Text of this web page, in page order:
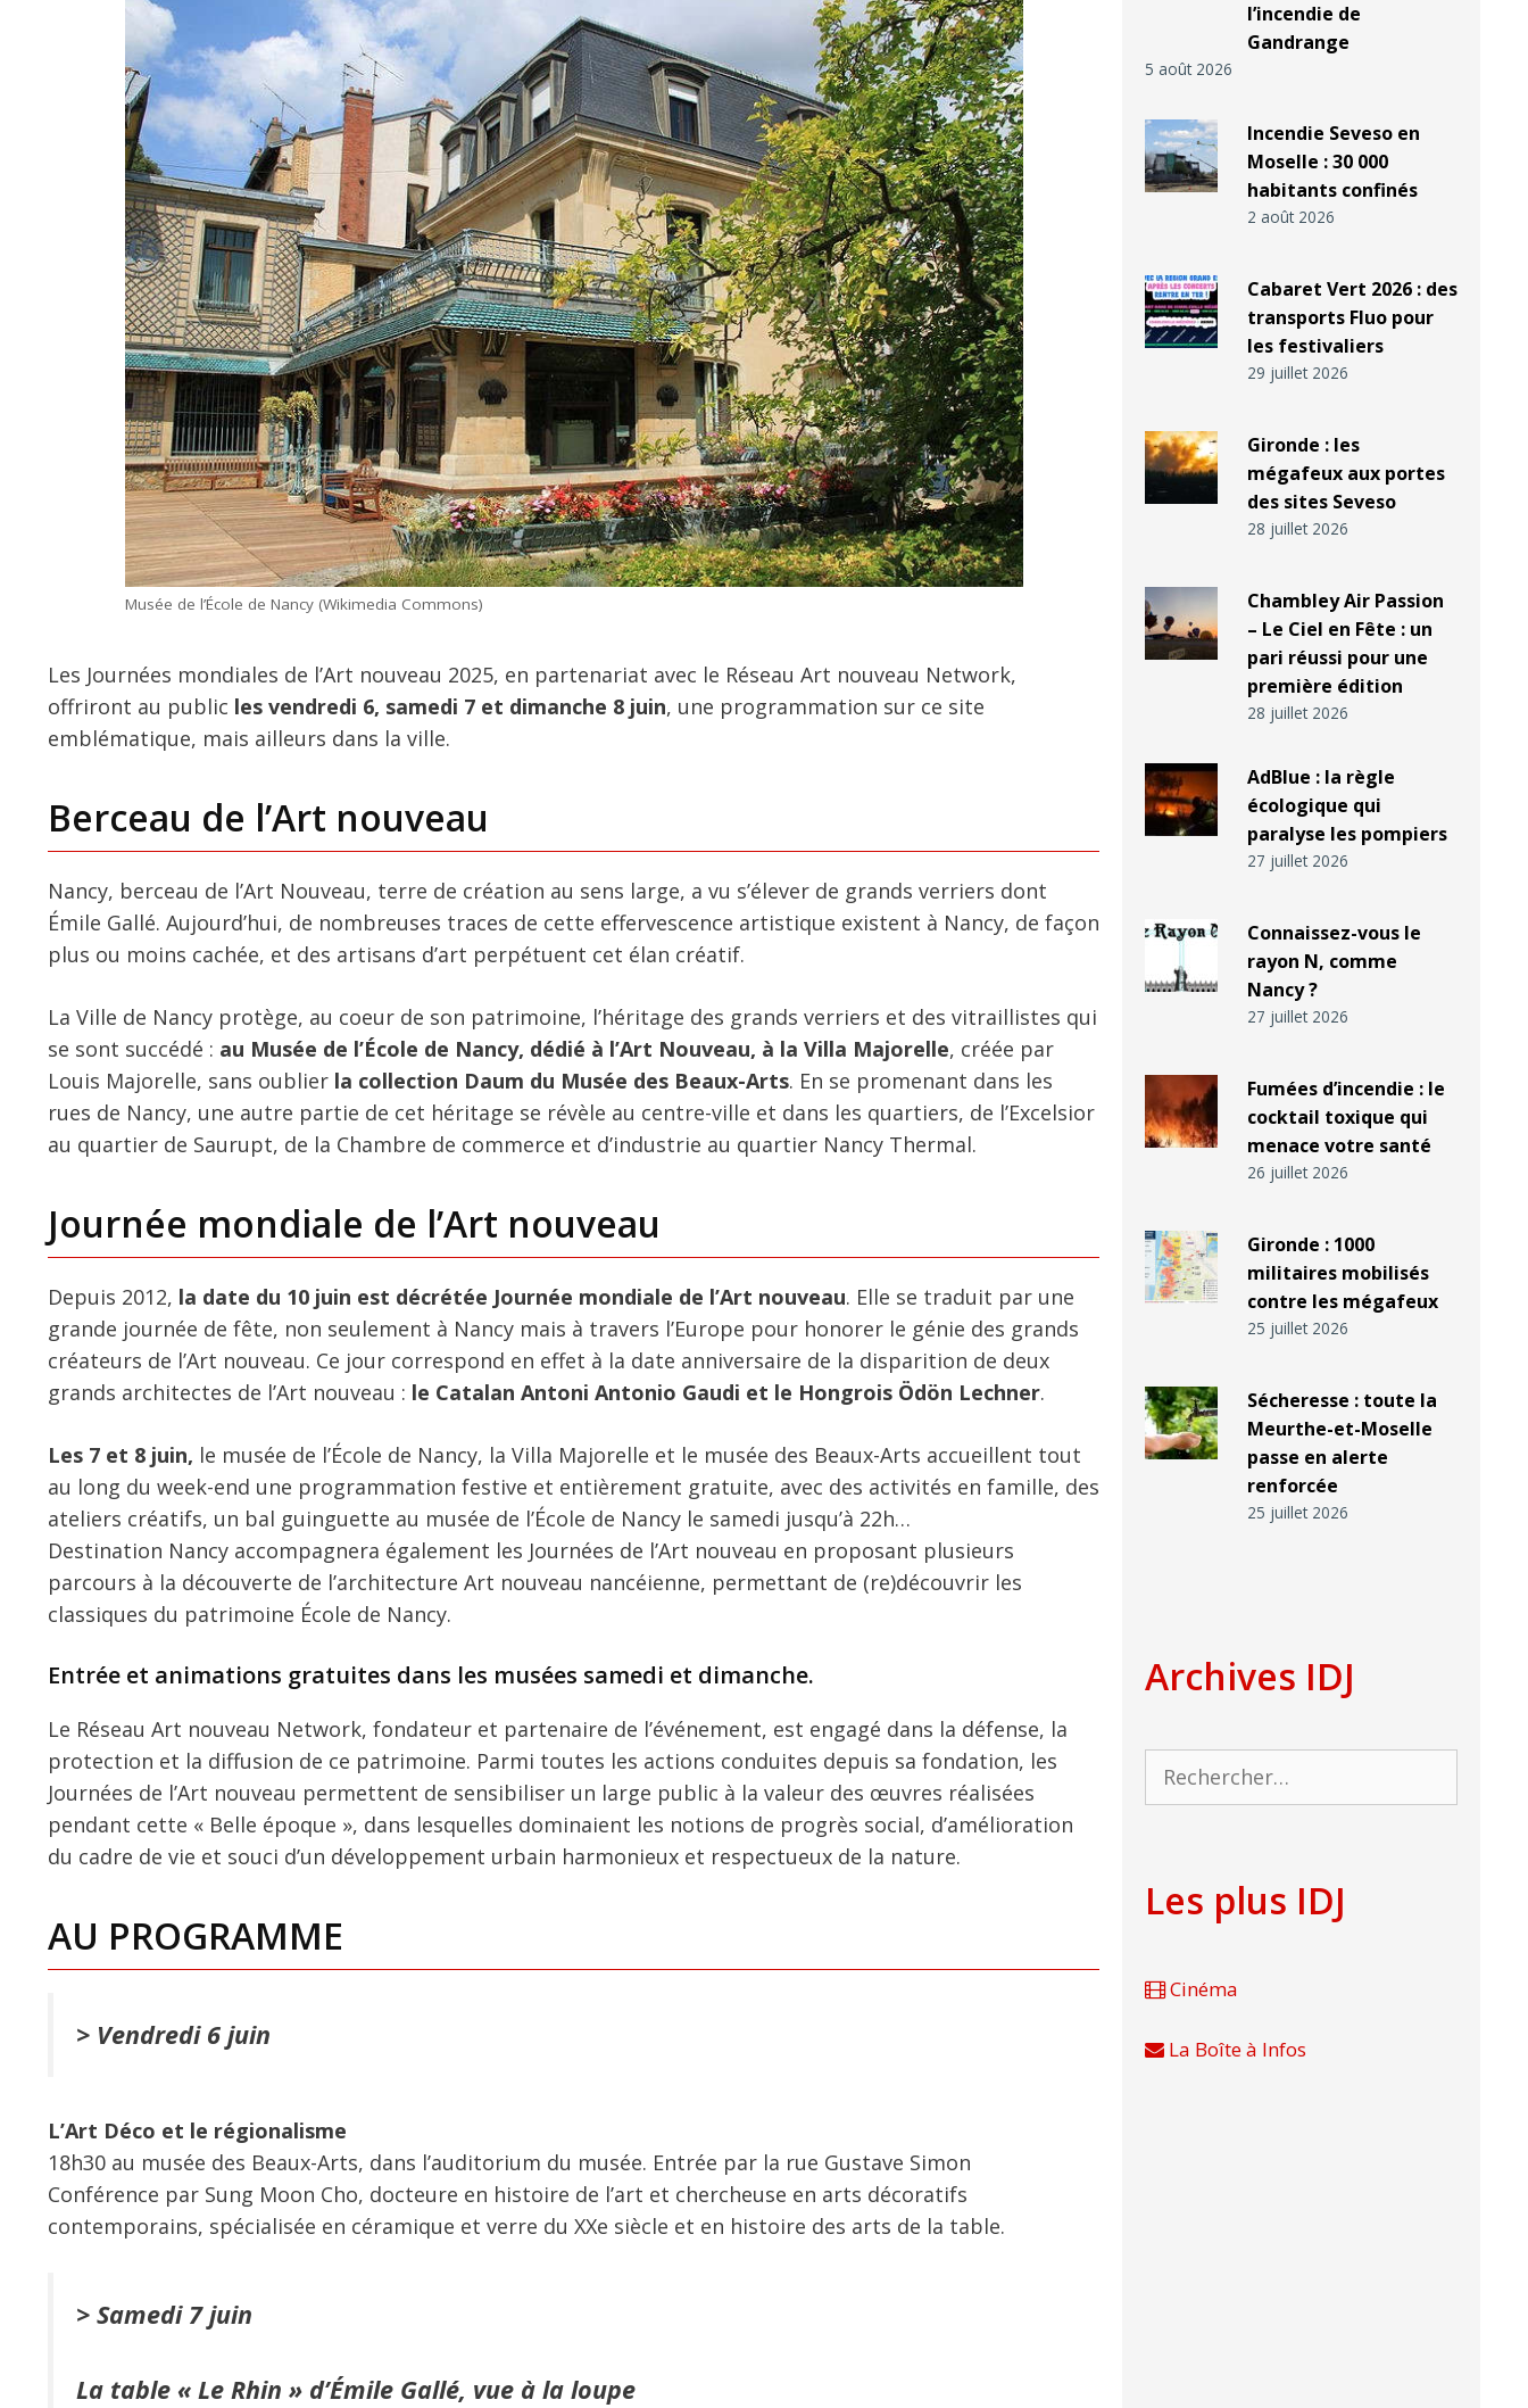
Musée de l’École de Nancy (Wikimedia Commons)
Les Journées mondiales de l’Art nouveau 2025, en partenariat avec le Réseau Art nouveau Network,
offriront au public les vendredi 6, samedi 7 et dimanche 8 juin, une programmation sur ce site
emblématique, mais ailleurs dans la ville.
Berceau de l’Art nouveau
Nancy, berceau de l’Art Nouveau, terre de création au sens large, a vu s’élever de grands verriers dont
Émile Gallé. Aujourd’hui, de nombreuses traces de cette effervescence artistique existent à Nancy, de façon
plus ou moins cachée, et des artisans d’art perpétuent cet élan créatif.
La Ville de Nancy protège, au coeur de son patrimoine, l’héritage des grands verriers et des vitraillistes qui
se sont succédé : au Musée de l’École de Nancy, dédié à l’Art Nouveau, à la Villa Majorelle, créée par
Louis Majorelle, sans oublier la collection Daum du Musée des Beaux-Arts. En se promenant dans les
rues de Nancy, une autre partie de cet héritage se révèle au centre-ville et dans les quartiers, de l’Excelsior
au quartier de Saurupt, de la Chambre de commerce et d’industrie au quartier Nancy Thermal.
Journée mondiale de l’Art nouveau
Depuis 2012, la date du 10 juin est décrétée Journée mondiale de l’Art nouveau. Elle se traduit par une
grande journée de fête, non seulement à Nancy mais à travers l’Europe pour honorer le génie des grands
créateurs de l’Art nouveau. Ce jour correspond en effet à la date anniversaire de la disparition de deux
grands architectes de l’Art nouveau : le Catalan Antoni Antonio Gaudi et le Hongrois Ödön Lechner.
Les 7 et 8 juin, le musée de l’École de Nancy, la Villa Majorelle et le musée des Beaux-Arts accueillent tout
au long du week-end une programmation festive et entièrement gratuite, avec des activités en famille, des
ateliers créatifs, un bal guinguette au musée de l’École de Nancy le samedi jusqu’à 22h…
Destination Nancy accompagnera également les Journées de l’Art nouveau en proposant plusieurs
parcours à la découverte de l’architecture Art nouveau nancéienne, permettant de (re)découvrir les
classiques du patrimoine École de Nancy.
Entrée et animations gratuites dans les musées samedi et dimanche.
Le Réseau Art nouveau Network, fondateur et partenaire de l’événement, est engagé dans la défense, la
protection et la diffusion de ce patrimoine. Parmi toutes les actions conduites depuis sa fondation, les
Journées de l’Art nouveau permettent de sensibiliser un large public à la valeur des œuvres réalisées
pendant cette « Belle époque », dans lesquelles dominaient les notions de progrès social, d’amélioration
du cadre de vie et souci d’un développement urbain harmonieux et respectueux de la nature.
AU PROGRAMME
> Vendredi 6 juin
L’Art Déco et le régionalisme
18h30 au musée des Beaux-Arts, dans l’auditorium du musée. Entrée par la rue Gustave Simon
Conférence par Sung Moon Cho, docteure en histoire de l’art et chercheuse en arts décoratifs
contemporains, spécialisée en céramique et verre du XXe siècle et en histoire des arts de la table.
> Samedi 7 juin
La table « Le Rhin » d’Émile Gallé, vue à la loupe
l’incendie de
Gandrange
5 août 2026
Incendie Seveso en
Moselle : 30 000
habitants confinés
2 août 2026
Cabaret Vert 2026 : des
transports Fluo pour
les festivaliers
29 juillet 2026
Gironde : les
mégafeux aux portes
des sites Seveso
28 juillet 2026
Chambley Air Passion
– Le Ciel en Fête : un
pari réussi pour une
première édition
28 juillet 2026
AdBlue : la règle
écologique qui
paralyse les pompiers
27 juillet 2026
Connaissez-vous le
rayon N, comme
Nancy ?
27 juillet 2026
Fumées d’incendie : le
cocktail toxique qui
menace votre santé
26 juillet 2026
Gironde : 1000
militaires mobilisés
contre les mégafeux
25 juillet 2026
Sécheresse : toute la
Meurthe-et-Moselle
passe en alerte
renforcée
25 juillet 2026
Archives IDJ
Rechercher :
Les plus IDJ
Cinéma
La Boîte à Infos